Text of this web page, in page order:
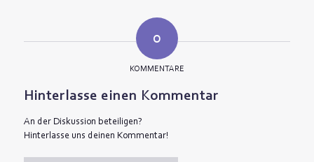
0
KOMMENTARE
Hinterlasse einen Kommentar
An der Diskussion beteiligen?
Hinterlasse uns deinen Kommentar!